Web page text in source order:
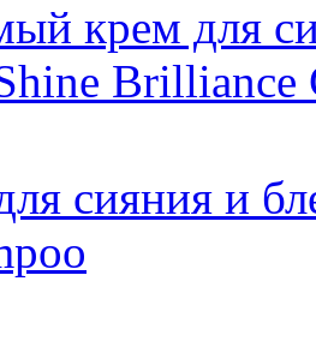
крем для
Brilliance
сияния и